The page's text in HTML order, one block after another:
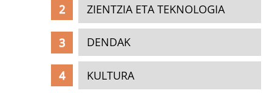
ZIENTZIA ETA TEKNOLOGIA
DENDAK
KULTURA